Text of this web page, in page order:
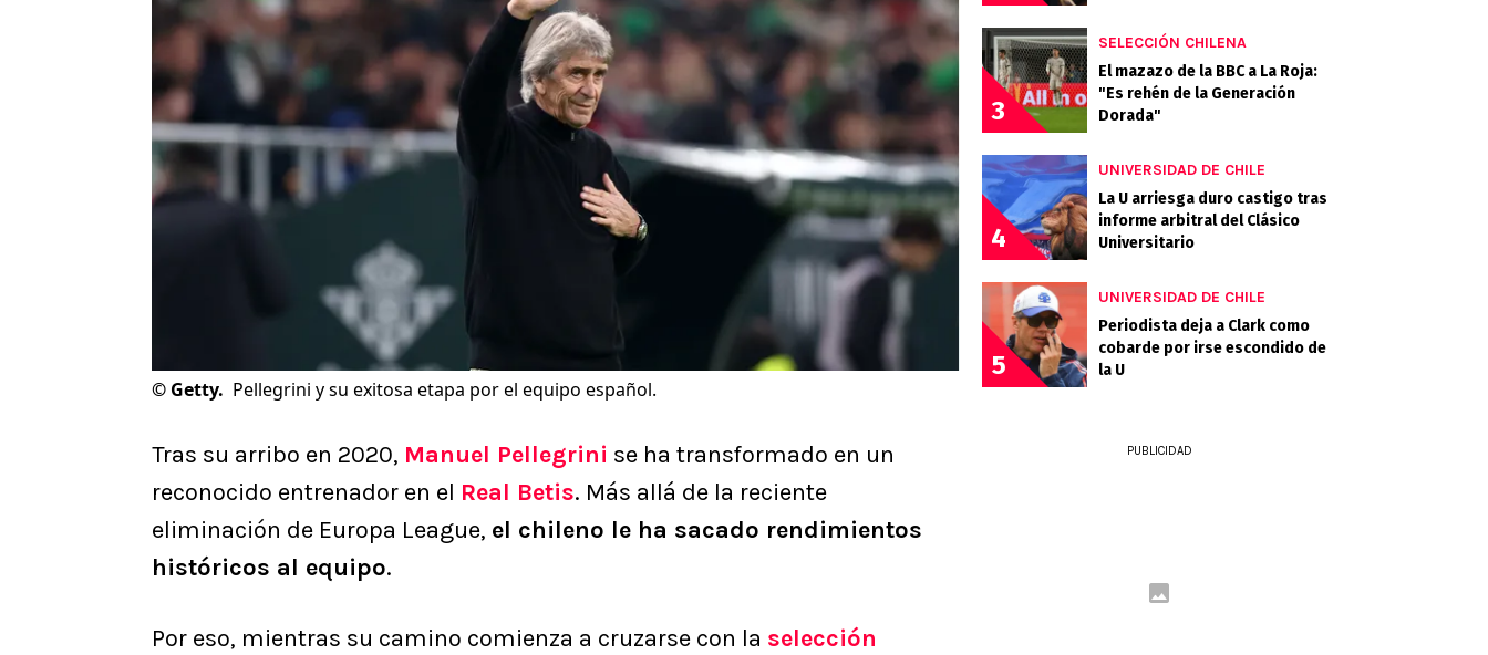
© Getty. Pellegrini y su exitosa etapa por el equipo español.
Tras su arribo en 2020, Manuel Pellegrini se ha transformado en un
reconocido entrenador en el Real Betis. Más allá de la reciente
eliminación de Europa League, el chileno le ha sacado rendimientos
históricos al equipo.
Por eso, mientras su camino comienza a cruzarse con la selección
3
SELECCIÓN CHILENA
El mazazo de la BBC a La Roja:
"Es rehén de la Generación
Dorada"
4
UNIVERSIDAD DE CHILE
La U arriesga duro castigo tras
informe arbitral del Clásico
Universitario
5
UNIVERSIDAD DE CHILE
Periodista deja a Clark como
cobarde por irse escondido de
la U
PUBLICIDAD